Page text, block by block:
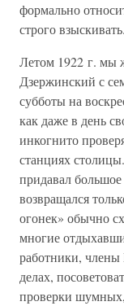
формально
строго взыскивать.
Летом 1922 г. мы
Дзержинский с
субботы на
как даже в день
инкогнито
станциях
придавал
возвращался
огонек» обычно
многие
работники,
делах,
проверки